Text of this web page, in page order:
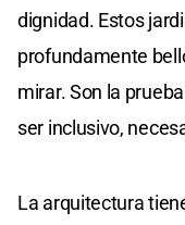
dignidad. Estos
profundamente
mirar. Son la
ser inclusivo,
La arquitectura